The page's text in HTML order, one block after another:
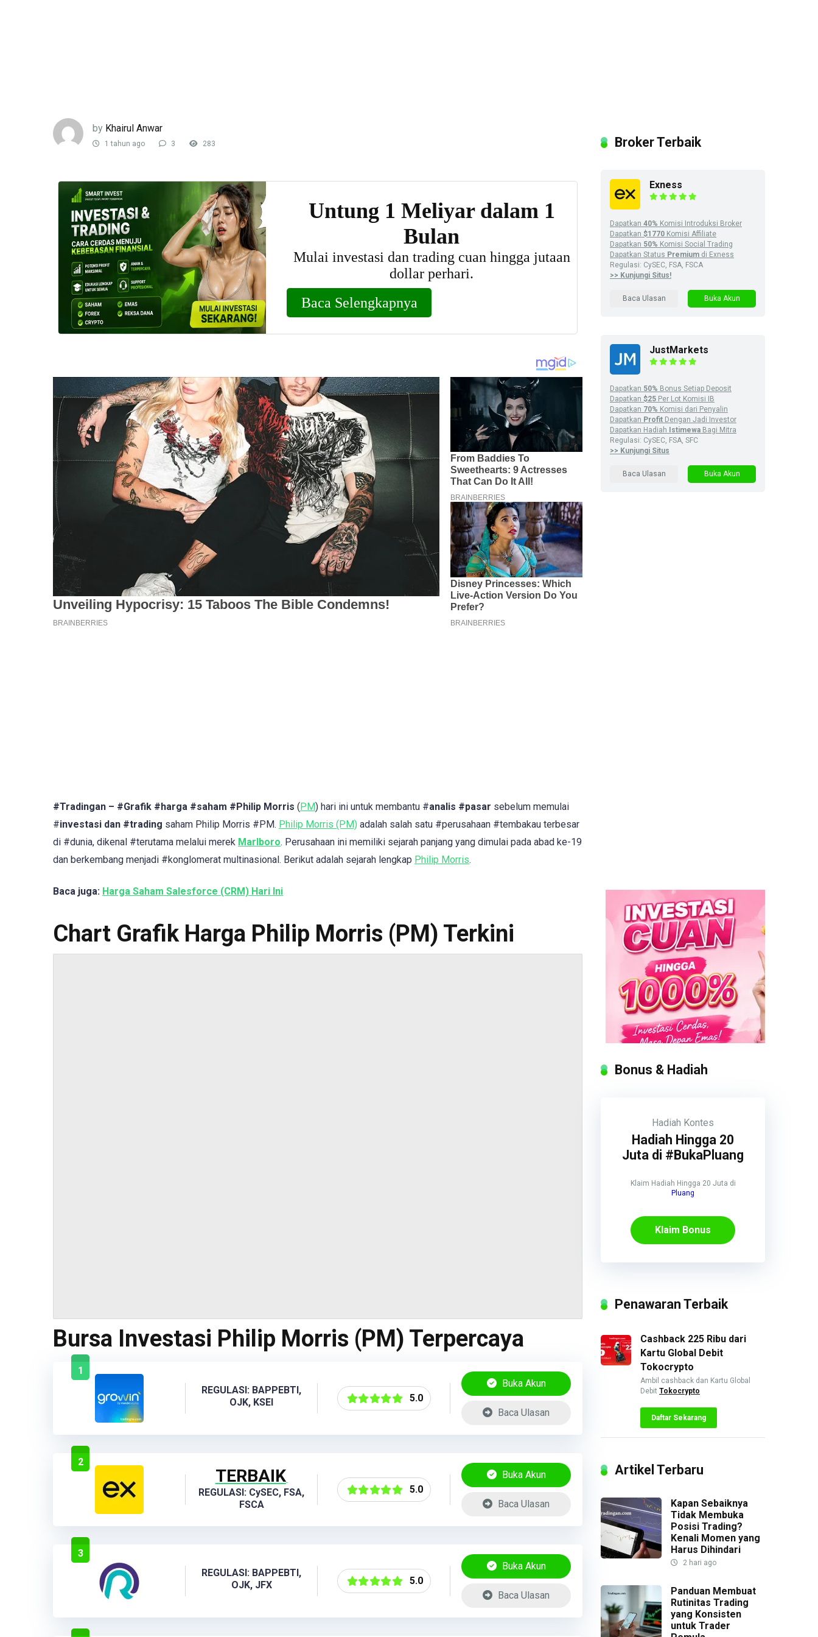
by Khairul Anwar
1 tahun ago 3 283
#Tradingan – #Grafik #harga #saham #Philip Morris (PM) hari ini untuk membantu #analis #pasar sebelum memulai
#investasi dan #trading saham Philip Morris #PM. Philip Morris (PM) adalah salah satu #perusahaan #tembakau terbesar
di #dunia, dikenal #terutama melalui merek Marlboro. Perusahaan ini memiliki sejarah panjang yang dimulai pada abad ke-19
dan berkembang menjadi #konglomerat multinasional. Berikut adalah sejarah lengkap Philip Morris.
Baca juga: Harga Saham Salesforce (CRM) Hari Ini
Chart Grafik Harga Philip Morris (PM) Terkini
Bursa Investasi Philip Morris (PM) Terpercaya
1
REGULASI: BAPPEBTI,
OJK, KSEI
5.0
Buka Akun
Baca Ulasan
2
TERBAIK
REGULASI: CySEC, FSA,
FSCA
5.0
Buka Akun
Baca Ulasan
3
REGULASI: BAPPEBTI,
OJK, JFX
5.0
Buka Akun
Baca Ulasan
Broker Terbaik
Exness
Dapatkan 40% Komisi Introduksi Broker
Dapatkan $1770 Komisi Affiliate
Dapatkan 50% Komisi Social Trading
Dapatkan Status Premium di Exness
Regulasi: CySEC, FSA, FSCA
>> Kunjungi Situs!
Baca Ulasan Buka Akun
JustMarkets
Dapatkan 50% Bonus Setiap Deposit
Dapatkan $25 Per Lot Komisi IB
Dapatkan 70% Komisi dari Penyalin
Dapatkan Profit Dengan Jadi Investor
Dapatkan Hadiah Istimewa Bagi Mitra
Regulasi: CySEC, FSA, SFC
>> Kunjungi Situs
Baca Ulasan Buka Akun
Bonus & Hadiah
Hadiah Kontes
Hadiah Hingga 20
Juta di #BukaPluang
Klaim Hadiah Hingga 20 Juta di
Pluang
Klaim Bonus
Penawaran Terbaik
Cashback 225 Ribu dari
Kartu Global Debit
Tokocrypto
Ambil cashback dan Kartu Global
Debit Tokocrypto
Daftar Sekarang
Artikel Terbaru
Kapan Sebaiknya
Tidak Membuka
Posisi Trading?
Kenali Momen yang
Harus Dihindari
2 hari ago
Panduan Membuat
Rutinitas Trading
yang Konsisten
untuk Trader